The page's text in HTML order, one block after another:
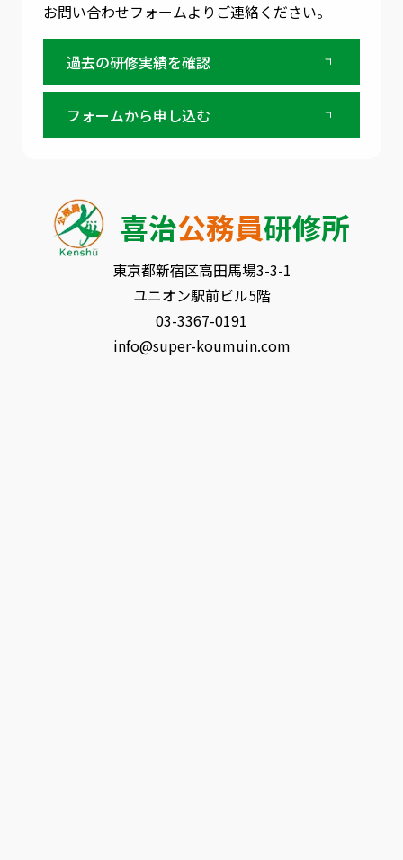
お問い合わせフォームよりご連絡ください。
過去の研修実績を確認
フォームから申し込む
喜治公務員研修所
東京都新宿区⾼⽥⾺場3-3-1
ユニオン駅前ビル5階
03-3367-0191
info@super-koumuin.com